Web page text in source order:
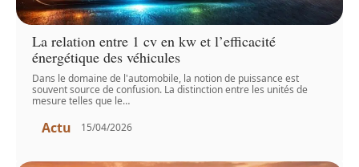
La relation entre 1 cv en kw et l’efficacité
énergétique des véhicules
Dans le domaine de l'automobile, la notion de puissance est
souvent source de confusion. La distinction entre les unités de
mesure telles que le…
Actu 15/04/2026